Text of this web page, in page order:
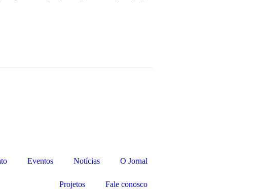
Eventos Notícias O Jornal
Projetos Fale conosco